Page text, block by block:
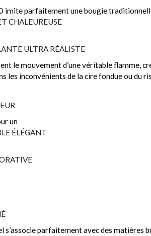
imite parfaitement une bougie
CHALEUREUSE
ULTRA RÉALISTE
le mouvement d’une véritable flamme,
les inconvénients de la cire fondue ou du
un
ÉLÉGANT
s’associe parfaitement avec des matières